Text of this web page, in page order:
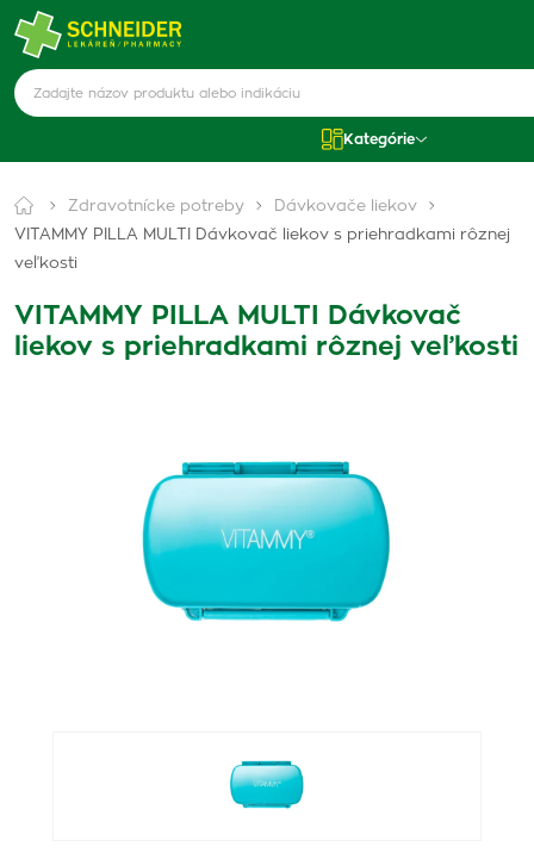
Kategórie
Zdravotnícke potreby
Dávkovače liekov
VITAMMY PILLA MULTI Dávkovač liekov s priehradkami rôznej
veľkosti
VITAMMY PILLA MULTI Dávkovač
liekov s priehradkami rôznej veľkosti